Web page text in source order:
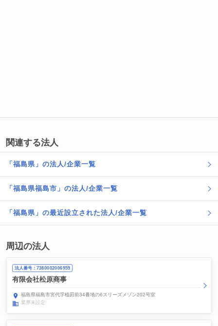
関連する法人
「福島県」の法人/企業一覧
「福島県福島市」の法人/企業一覧
「福島県」の最近設立された法人/企業一覧
周辺の法人
法人番号：7380002006959
有限会社松原商事
福島県福島市宮代字植田前34番地の6スリーズメゾン202号室
業界未設定